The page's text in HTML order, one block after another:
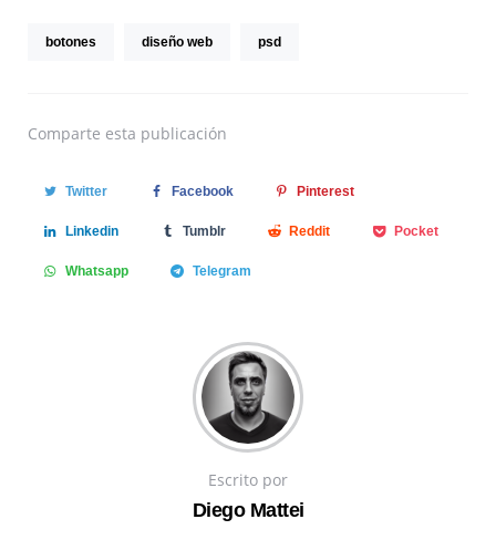
botones diseño web psd
Comparte esta publicación
Twitter Facebook Pinterest
Linkedin Tumblr Reddit Pocket
Whatsapp Telegram
Escrito por
Diego Mattei